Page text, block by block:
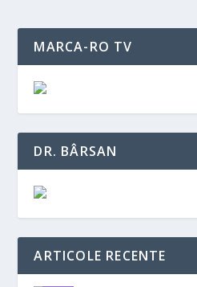
MARCA-RO TV
DR. BÂRSAN
ARTICOLE RECENTE